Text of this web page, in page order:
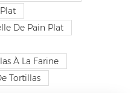
De Pain Plat
À La Farine
Tortillas